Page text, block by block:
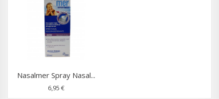
Nasalmer Spray Nasal...
6,95 €